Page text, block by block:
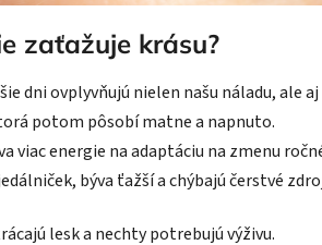
zaťažuje krásu?
dni ovplyvňujú nielen našu náladu, ale
potom pôsobí matne a napnuto.
viac energie na adaptáciu na zmenu
býva ťažší a chýbajú čerstvé
lesk a nechty potrebujú výživu.